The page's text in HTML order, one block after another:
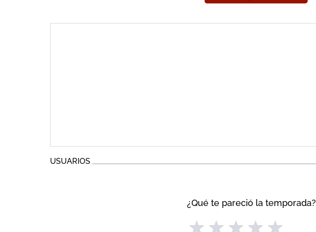
USUARIOS
¿Qué te pareció la temporada?